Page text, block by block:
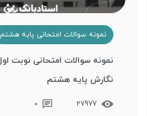
نمونه سوالات امتحانی پایه هشتم
نمونه سوالات امتحانی نوبت
نگارش پایه هشتم
27977
0